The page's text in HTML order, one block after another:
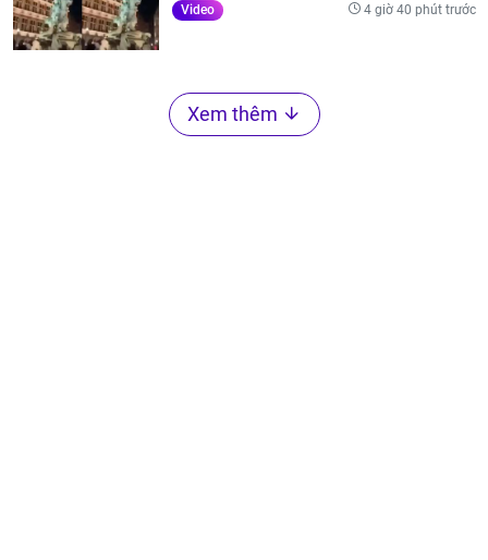
Video 4 giờ 40 phút trước
Xem thêm